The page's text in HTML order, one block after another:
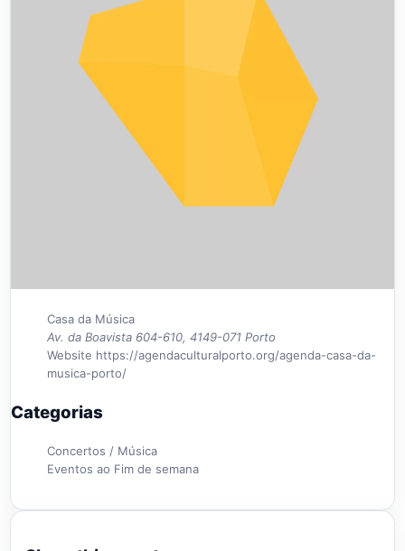
Casa da Música
Av. da Boavista 604-610, 4149-071 Porto
Website https://agendaculturalporto.org/agenda-casa-da-
musica-porto/
Categorias
Concertos / Música
Eventos ao Fim de semana